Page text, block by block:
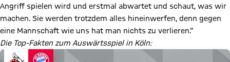
Angriff spielen wird und erstmal abwartet und schaut, was wir
machen. Sie werden trotzdem alles hineinwerfen, denn gegen
eine Mannschaft wie uns hat man nichts zu verlieren.“
Die Top-Fakten zum Auswärtsspiel in Köln: